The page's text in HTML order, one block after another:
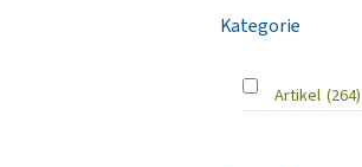
Kategorie
Artikel (264)